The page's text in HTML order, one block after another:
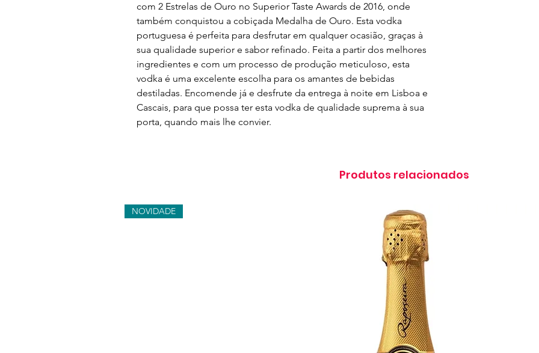
com 2 Estrelas de Ouro no Superior Taste Awards de 2016, onde
também conquistou a cobiçada Medalha de Ouro. Esta vodka
portuguesa é perfeita para desfrutar em qualquer ocasião, graças à
sua qualidade superior e sabor refinado. Feita a partir dos melhores
ingredientes e com um processo de produção meticuloso, esta
vodka é uma excelente escolha para os amantes de bebidas
destiladas. Encomende já e desfrute da entrega à noite em Lisboa e
Cascais, para que possa ter esta vodka de qualidade suprema à sua
porta, quando mais lhe convier.
Produtos relacionados
NOVIDADE